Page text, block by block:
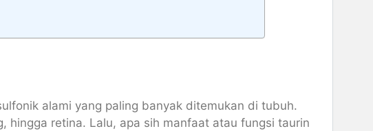
alami yang paling banyak ditemukan di tubuh.
hingga retina. Lalu, apa sih manfaat atau fungsi taurin